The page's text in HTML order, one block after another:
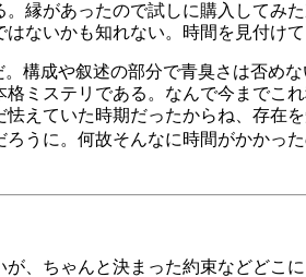
縁があったので試しに購入してみ
ないかも知れない。時間を見付け
構成や叙述の部分で青臭さは否め
ミステリである。なんで今までこ
えていた時期だったからね、存在
うに。何故そんなに時間がかかっ
、ちゃんと決まった約束などどこ